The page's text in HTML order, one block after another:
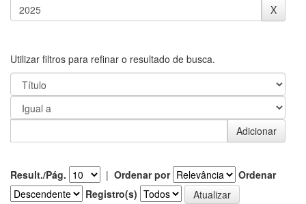
Utilizar filtros para refinar o resultado de busca.
Result./Pág. | Ordenar por
Ordenar
Registro(s)